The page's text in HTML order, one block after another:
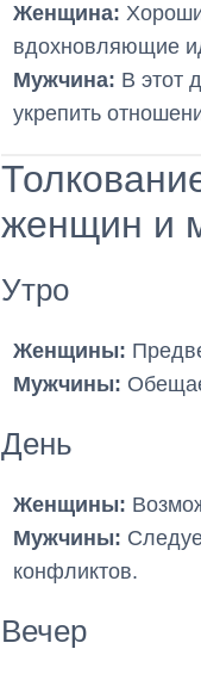
Женщина:
вдохновляющие
Мужчина: В этот
укрепить
женщин и
Утро
Женщины:
Мужчины:
День
Женщины:
Мужчины:
конфликтов.
Вечер